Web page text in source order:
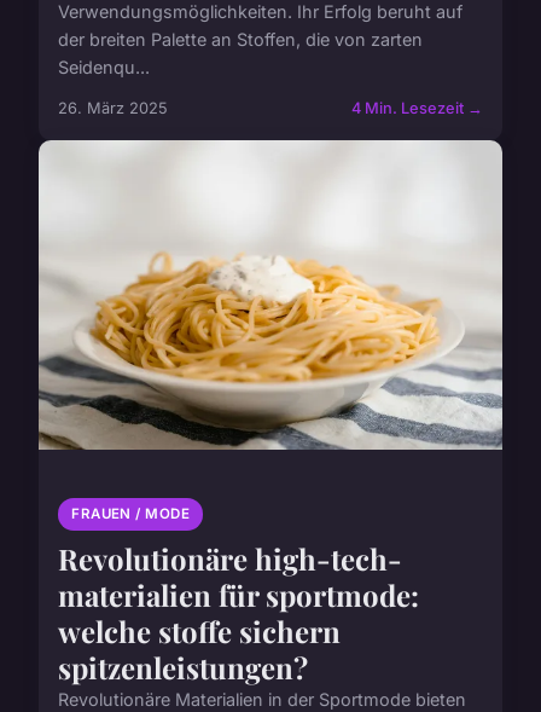
Verwendungsmöglichkeiten. Ihr Erfolg beruht auf
der breiten Palette an Stoffen, die von zarten
Seidenqu...
26. März 2025 4 Min. Lesezeit →
FRAUEN / MODE
Revolutionäre high-tech-
materialien für sportmode:
welche stoffe sichern
spitzenleistungen?
Revolutionäre Materialien in der Sportmode bieten